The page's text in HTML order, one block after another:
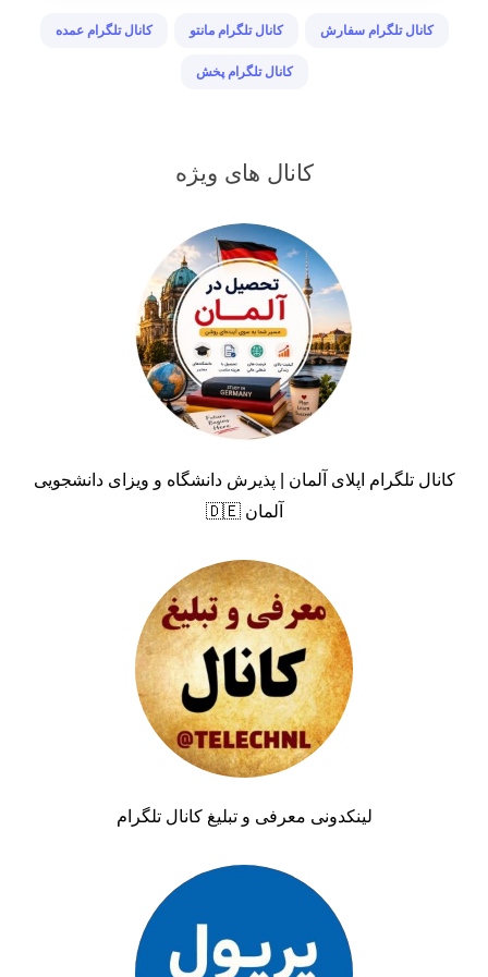
کانال تلگرام سفارش کانال تلگرام مانتو کانال تلگرام عمده
کانال تلگرام پخش
کانال های ویژه
کانال تلگرام اپلای آلمان | پذیرش دانشگاه و ویزای دانشجویی
آلمان 🇩🇪
لینکدونی معرفی و تبلیغ کانال تلگرام